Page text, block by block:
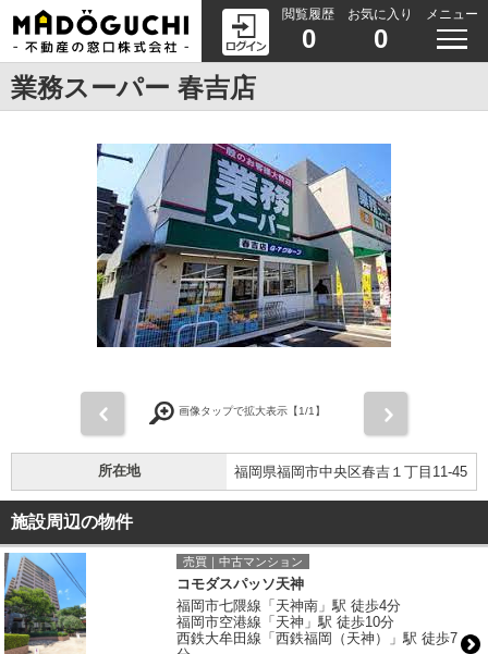
閲覧履歴
0
お気に入り
0
メニュー
業務スーパー 春吉店
画像タップで拡大表示【1/1】
所在地 福岡県福岡市中央区春吉１丁目11-45
施設周辺の物件
売買｜中古マンション
コモダスパッソ天神
福岡市七隈線「天神南」駅 徒歩4分
福岡市空港線「天神」駅 徒歩10分
西鉄大牟田線「西鉄福岡（天神）」駅 徒歩7